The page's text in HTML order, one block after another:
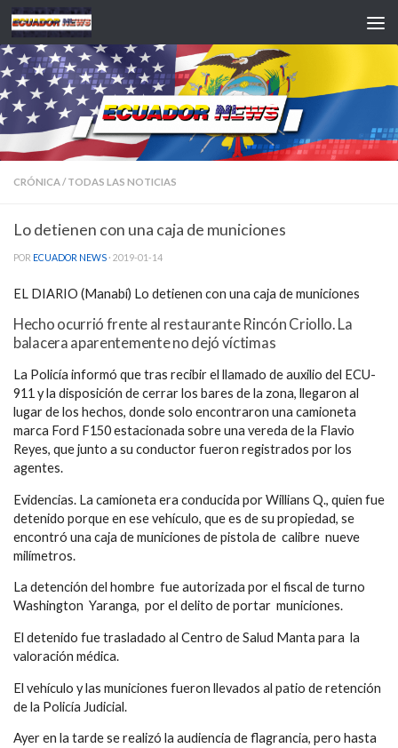
Saltar al contenido
CRÓNICA/ TODAS LAS NOTICIAS
Lo detienen con una caja de municiones
POR ECUADOR NEWS · 2019-01-14
EL DIARIO (Manabí) Lo detienen con una caja de municiones
Hecho ocurrió frente al restaurante Rincón Criollo. La
balacera aparentemente no dejó víctimas
La Policía informó que tras recibir el llamado de auxilio del ECU-
911 y la disposición de cerrar los bares de la zona, llegaron al
lugar de los hechos, donde solo encontraron una camioneta
marca Ford F150 estacionada sobre una vereda de la Flavio
Reyes, que junto a su conductor fueron registrados por los
agentes.
Evidencias. La camioneta era conducida por Willians Q., quien fue
detenido porque en ese vehículo, que es de su propiedad, se
encontró una caja de municiones de pistola de calibre nueve
milímetros.
La detención del hombre fue autorizada por el fiscal de turno
Washington Yaranga, por el delito de portar municiones.
El detenido fue trasladado al Centro de Salud Manta para la
valoración médica.
El vehículo y las municiones fueron llevados al patio de retención
de la Policía Judicial.
Ayer en la tarde se realizó la audiencia de flagrancia, pero hasta